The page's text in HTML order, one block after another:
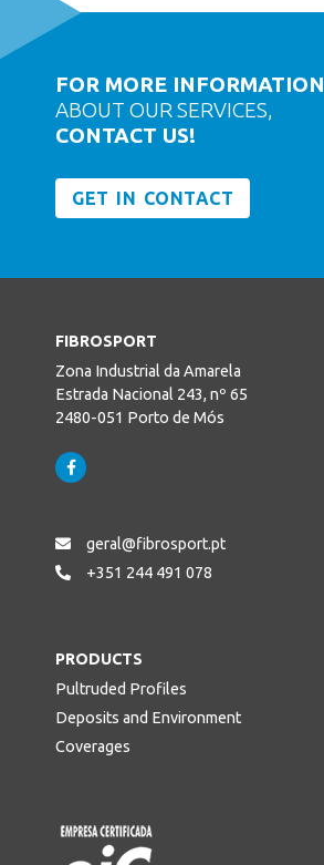
FOR MORE INFORMATION
ABOUT OUR SERVICES,
CONTACT US!
GET IN CONTACT
FIBROSPORT
Zona Industrial da Amarela
Estrada Nacional 243, nº 65
2480-051 Porto de Mós
geral@fibrosport.pt
+351 244 491 078
PRODUCTS
Pultruded Profiles
Deposits and Environment
Coverages